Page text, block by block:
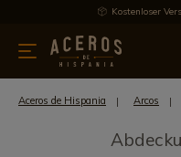
Kostenloser
Bietet
Aceros de Hispania Arcos